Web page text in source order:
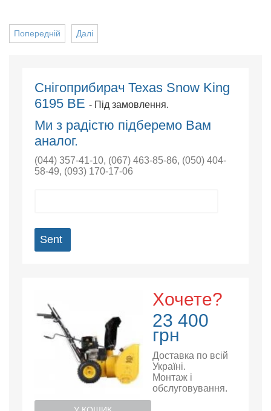
Далі
Попередній
Снігоприбирач Texas Snow King
6195 BE - Під замовлення.
Ми з радістю підберемо Вам
аналог.
(044) 357-41-10, (067) 463-85-86, (050) 404-
58-49, (093) 170-17-06
Sent
Хочете?
23 400
грн
Доставка по всій
Україні.
Монтаж і
обслуговування.